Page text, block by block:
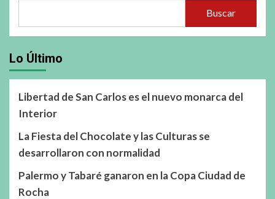
Buscar
Lo Último
Libertad de San Carlos es el nuevo monarca del
Interior
La Fiesta del Chocolate y las Culturas se
desarrollaron con normalidad
Palermo y Tabaré ganaron en la Copa Ciudad de
Rocha